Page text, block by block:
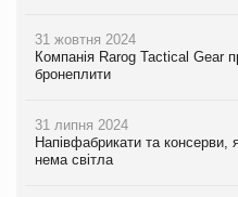
31 жовтня 2024
Компанія Rarog Tactical Gear
бронеплити
31 липня 2024
Напівфабрикати та консерви,
нема світла